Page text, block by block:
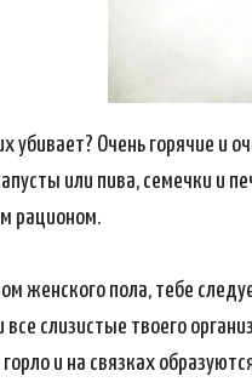
убивает? Очень горячие
или пива, семечки и
рационом.
женского пола, тебе
слизистые твоего
и на связках